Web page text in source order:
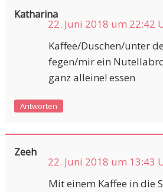
Katharina
22. Juni 2018 um 22:42
Kaffee/Duschen/unter
fegen/mir ein
ganz alleine! essen
Antworten
Zeeh
22. Juni 2018 um 13:43
Mit einem Kaffee in die